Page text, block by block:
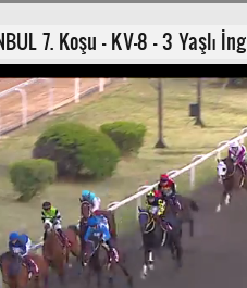
7. Koşu - KV-8 - 3 Yaşlı